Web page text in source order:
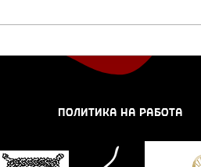
ПОЛИТИКА НА РАБОТА